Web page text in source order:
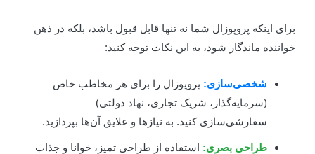
اینکه پروپوزال شما نه تنها قابل قبول باشد، بلکه در ذهن
ماندگار شود، به این نکات توجه کنید:
شخصی‌سازی:پروپوزال را برای هر مخاطب خاص
(سرمایه‌گذار، شریک تجاری، نهاد دولتی)
سفارشی‌سازی کنید. به نیازها و علایق آن‌ها بپردازید.
طراحی بصری:استفاده از طراحی تمیز، خوانا و جذاب